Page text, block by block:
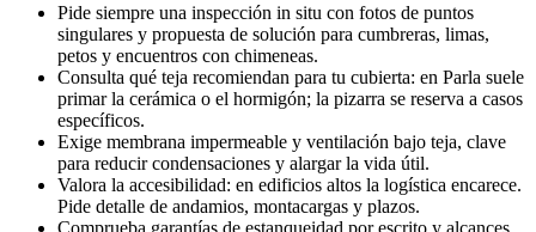
Pide siempre una inspección in situ con fotos de puntos
singulares y propuesta de solución para cumbreras, limas,
petos y encuentros con chimeneas.
Consulta qué teja recomiendan para tu cubierta: en Parla suele
primar la cerámica o el hormigón; la pizarra se reserva a casos
específicos.
Exige membrana impermeable y ventilación bajo teja, clave
para reducir condensaciones y alargar la vida útil.
Valora la accesibilidad: en edificios altos la logística encarece.
Pide detalle de andamios, montacargas y plazos.
Comprueba garantías de estanqueidad por escrito y alcances